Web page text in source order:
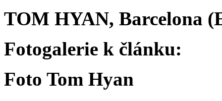
TOM HYAN, Barcelona
Fotogalerie k článku:
Foto Tom Hyan